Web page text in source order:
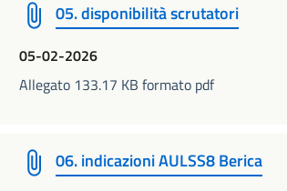
05. disponibilità scrutatori
05-02-2026
Allegato 133.17 KB formato pdf
06. indicazioni AULSS8 Berica